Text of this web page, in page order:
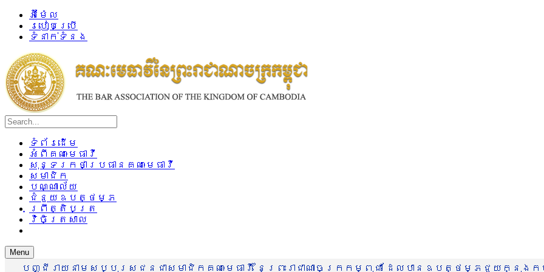
អ៊ីម៉ែល
របៀបប្រើ
ទំនាក់ទំនង
ទំព័រដើម
អំពីគណៈមេធាវី
សុន្ទរកថាប្រធានគណៈមេធាវី
សមាជិក
បណ្ណាល័យ
ជំនួយឧបត្ថម្ភ
ព្រឹត្តិបត្រ
វិចិត្រសាល
Menu
បញ្ជីរាយនាមសប្បុរសជនជាសមាជិកគណៈមេធាវី នៃព្រះរាជាណាចក្រកម្ពុជា ដែលបានឧបត្ថម្ភជួយក្នុង